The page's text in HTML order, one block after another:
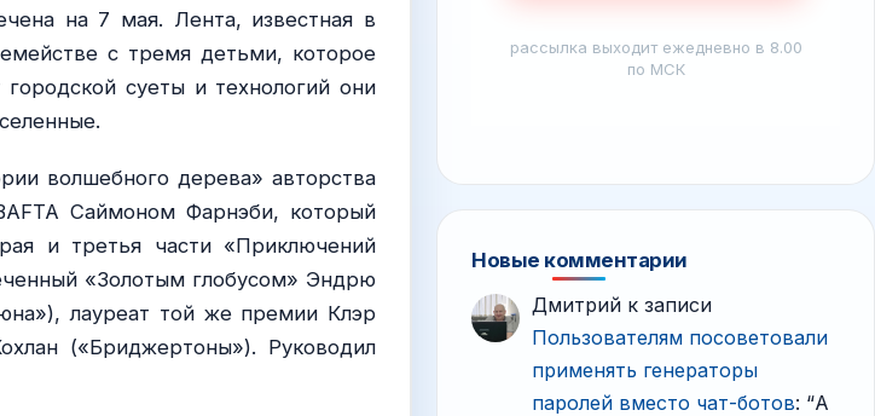
на 7 мая. Лента, известная в
с тремя детьми, которое
суеты и технологий они
волшебного дерева» авторства
Саймоном Фарнэби, который
и третья части «Приключений
«Золотым глобусом» Эндрю
лауреат той же премии Клэр
(«Бриджертоны»). Руководил
рассылка выходит ежедневно в 8.00
по МСК
Новые комментарии
Дмитрий к записи
Пользователям посоветовали
применять генераторы
паролей вместо чат-ботов: “А